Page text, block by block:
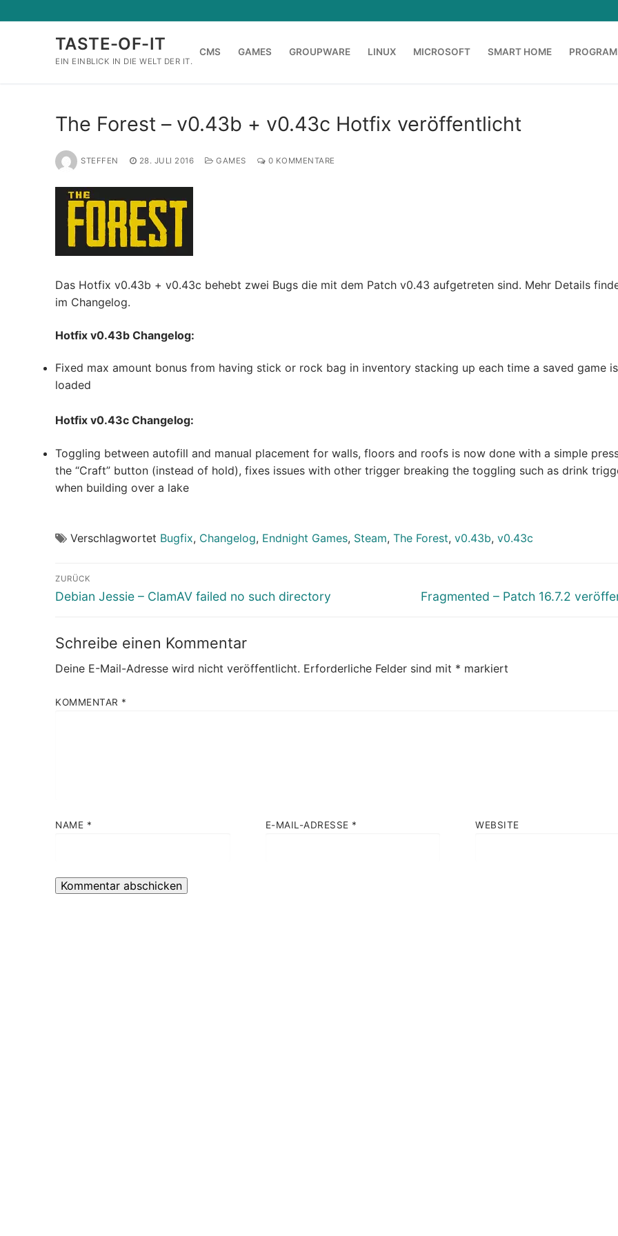
Inhalt
TASTE-OF-IT
EIN EINBLICK IN DIE WELT DER IT.
CMS GAMES GROUPWARE LINUX MICROSOFT SMART HOME
The Forest – v0.43b + v0.43c Hotfix veröffentlicht
STEFFEN 28. JULI 2016 GAMES 0 KOMMENTARE
Das Hotfix v0.43b + v0.43c behebt zwei Bugs die mit dem Patch v0.43 aufgetreten sind. Mehr Details
im Changelog.
Hotfix v0.43b Changelog:
Fixed max amount bonus from having stick or rock bag in inventory stacking up each time a saved game is
loaded
Hotfix v0.43c Changelog:
Toggling between autofill and manual placement for walls, floors and roofs is now done with a simple
the “Craft” button (instead of hold), fixes issues with other trigger breaking the toggling such as drink
when building over a lake
Verschlagwortet Bugfix, Changelog, Endnight Games, Steam, The Forest, v0.43b, v0.43c
Beitragsnavigation
ZURÜCK
Vorheriger
Debian Jessie – ClamAV failed no such directory
Nächster
Fragmented – Patch 16.7.2
Schreibe einen Kommentar
Deine E-Mail-Adresse wird nicht veröffentlicht. Erforderliche Felder sind mit * markiert
KOMMENTAR *
NAME * E-MAIL-ADRESSE * WEBSITE